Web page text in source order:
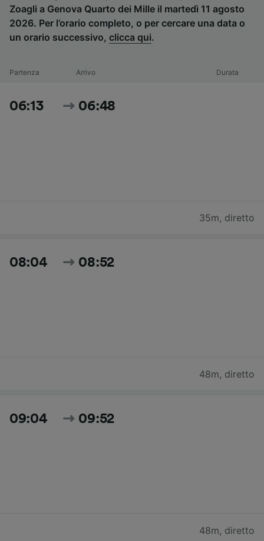
Zoagli a Genova Quarto dei Mille il martedì 11 agosto
2026. Per l’orario completo, o per cercare una data o
un orario successivo, clicca qui.
Partenza Arrivo Durata
06:13 06:48
35m, diretto
08:04 08:52
48m, diretto
09:04 09:52
48m, diretto